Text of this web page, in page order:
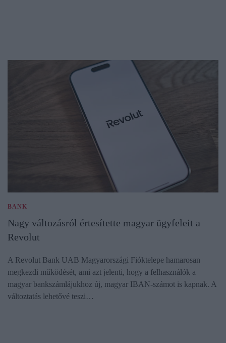
BANK
Nagy változásról értesítette magyar ügyfeleit a
Revolut
A Revolut Bank UAB Magyarországi Fióktelepe hamarosan
megkezdi működését, ami azt jelenti, hogy a felhasználók a
magyar bankszámlájukhoz új, magyar IBAN‑számot is kapnak. A
változtatás lehetővé teszi…